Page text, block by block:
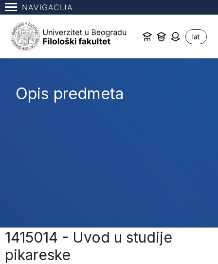
NAVIGACIJA
lat
Opis predmeta
1415014 - Uvod u studije
pikareske